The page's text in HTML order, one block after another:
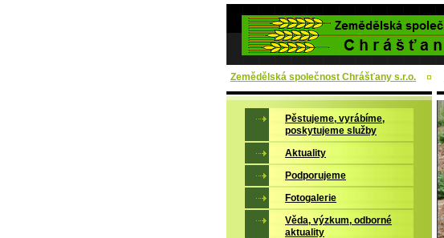
Zemědělská společnost Chrášťany s.r.o.
Pěstujeme, vyrábíme,
poskytujeme služby
Aktuality
Podporujeme
Fotogalerie
Věda, výzkum, odborné
aktuality